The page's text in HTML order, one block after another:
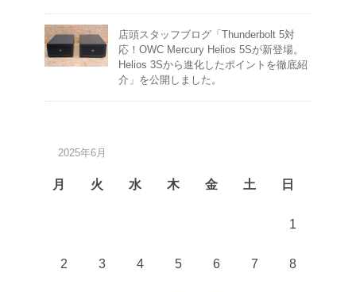
店頭スタッフブログ「Thunderbolt 5対
応！OWC Mercury Helios 5Sが新登場。
Helios 3Sから進化したポイントを徹底紹
介」を公開しました。
2025年6月
月 火 水 木 金 土 日
1
2 3 4 5 6 7 8